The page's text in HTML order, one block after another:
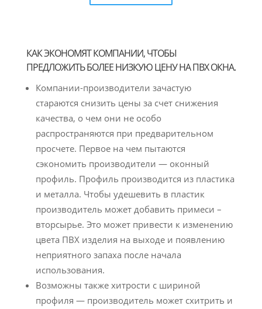
КАК ЭКОНОМЯТ КОМПАНИИ, ЧТОБЫ
ПРЕДЛОЖИТЬ БОЛЕЕ НИЗКУЮ ЦЕНУ НА ПВХ ОКНА.
Компании-производители зачастую
стараются снизить цены за счет снижения
качества, о чем они не особо
распространяются при предварительном
просчете. Первое на чем пытаются
сэкономить производители — оконный
профиль. Профиль производится из пластика
и металла. Чтобы удешевить в пластик
производитель может добавить примеси –
вторсырье. Это может привести к изменению
цвета ПВХ изделия на выходе и появлению
неприятного запаха после начала
использования.
Возможны также хитрости с шириной
профиля — производитель может схитрить и